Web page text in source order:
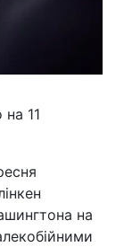
на 11
на